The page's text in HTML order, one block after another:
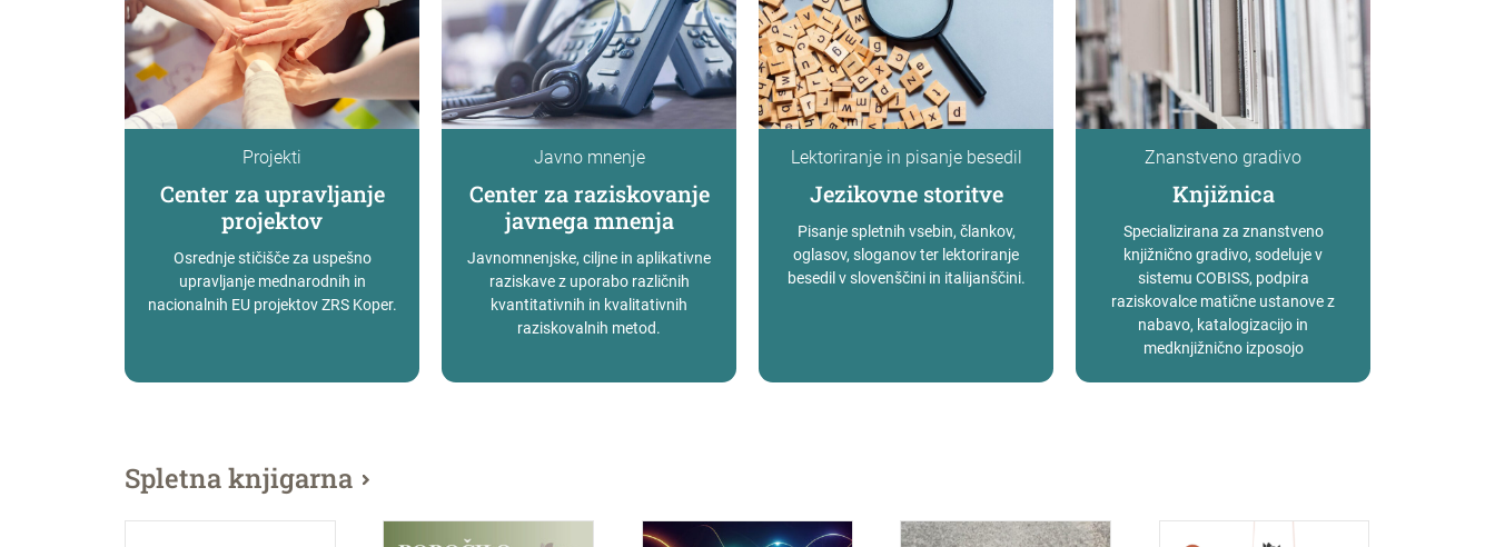
Projekti
Center za upravljanje
projektov
Osrednje stičišče za uspešno
upravljanje mednarodnih in
nacionalnih EU projektov ZRS Koper.
Javno mnenje
Center za raziskovanje
javnega mnenja
Javnomnenjske, ciljne in aplikativne
raziskave z uporabo različnih
kvantitativnih in kvalitativnih
raziskovalnih metod.
Lektoriranje in pisanje besedil
Jezikovne storitve
Pisanje spletnih vsebin, člankov,
oglasov, sloganov ter lektoriranje
besedil v slovenščini in italijanščini.
Znanstveno gradivo
Knjižnica
Specializirana za znanstveno
knjižnično gradivo, sodeluje v
sistemu COBISS, podpira
raziskovalce matične ustanove z
nabavo, katalogizacijo in
medknjižnično izposojo
Spletna knjigarna